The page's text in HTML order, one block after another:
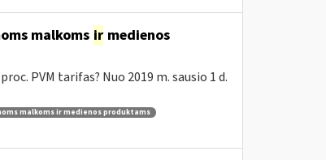
malkoms irmedienos
PVM tarifas? Nuo 2019 m. sausio 1 d.
malkoms ir medienos produktams